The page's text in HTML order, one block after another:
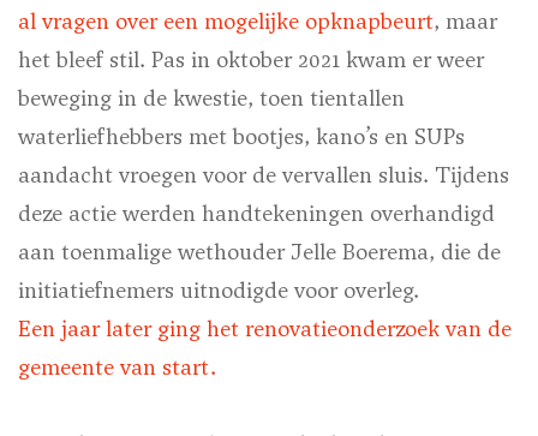
al vragen over een mogelijke opknapbeurt, maar
het bleef stil. Pas in oktober 2021 kwam er weer
beweging in de kwestie, toen tientallen
waterliefhebbers met bootjes, kano’s en SUPs
aandacht vroegen voor de vervallen sluis. Tijdens
deze actie werden handtekeningen overhandigd
aan toenmalige wethouder Jelle Boerema, die de
initiatiefnemers uitnodigde voor overleg.
Een jaar later ging het renovatieonderzoek van de
gemeente van start.